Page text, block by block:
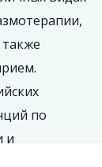
по
и